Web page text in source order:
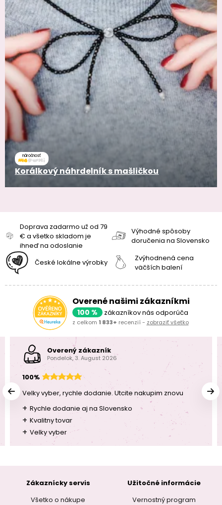
náročnosť
Korálkový náhrdelník s mašličkou
Doprava zadarmo už od 79
€ a všetko skladom je
ihneď na odoslanie
Výhodné spôsoby
doručenia na Slovensko
České lokálne výrobky
Zvýhodnená cena
väčších balení
Overené našimi zákazníkmi
100 % zákazníkov nás odporúča
z celkom 1 833+ recenzií - zobraziť všetko
Overený zákazník
Pondelok, 3. August 2026
100%
Velky vyber, rychle dodanie. Utcite nakupim znovu
+ Rychle dodanie aj na Slovensko
+ Kvalitny tovar
+ Velky vyber
Zákaznícky servis
Všetko o nákupe
Užitočné informácie
Vernostný program